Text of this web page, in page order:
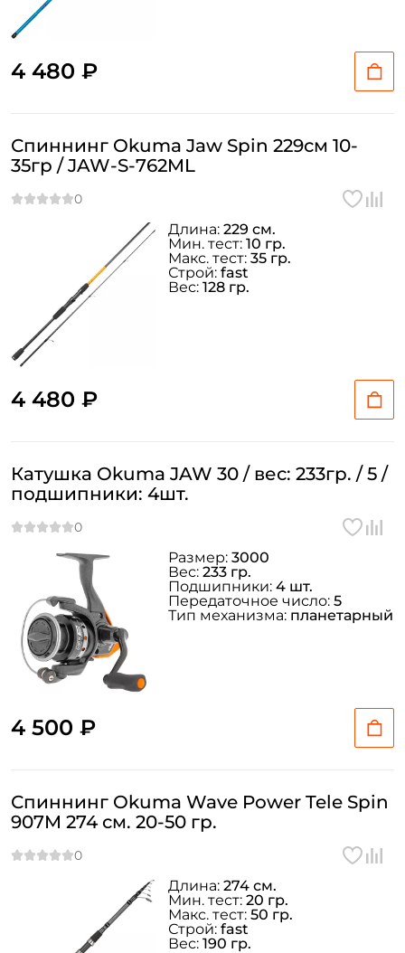
4 480 ₽
Спиннинг Okuma Jaw Spin 229см 10-
35гр / JAW-S-762ML
4 480 ₽
Длина: 229 см.
Мин. тест: 10 гр.
Макс. тест: 35 гр.
Строй: fast
Вес: 128 гр.
Катушка Okuma JAW 30 / вес: 233гр. / 5 /
подшипники: 4шт.
4 500 ₽
Размер: 3000
Вес: 233 гр.
Подшипники: 4 шт.
Передаточное число: 5
Тип механизма: планетарный
Спиннинг Okuma Wave Power Tele Spin
907M 274 см. 20-50 гр.
Длина: 274 см.
Мин. тест: 20 гр.
Макс. тест: 50 гр.
Строй: fast
Вес: 190 гр.
Придумайте пароль: *
Повторите пароль: *
Заполняя данную форму вы соглашаетесь на обработку
персональных данных
Создать аккаунт